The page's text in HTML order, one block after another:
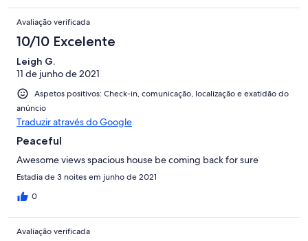
Avaliação verificada
10/10 Excelente
Leigh G.
11 de junho de 2021
Aspetos positivos: Check-in, comunicação, localização e exatidão do
anúncio
Traduzir através do Google
Peaceful
Awesome views spacious house be coming back for sure
Estadia de 3 noites em junho de 2021
0
Avaliação verificada